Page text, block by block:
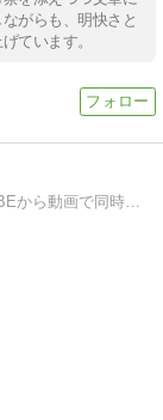
がらも、明快さと
ています。
毎週 外国最新映画を紹介します。YOU TUBEから動画で同時に映画紹介してます。